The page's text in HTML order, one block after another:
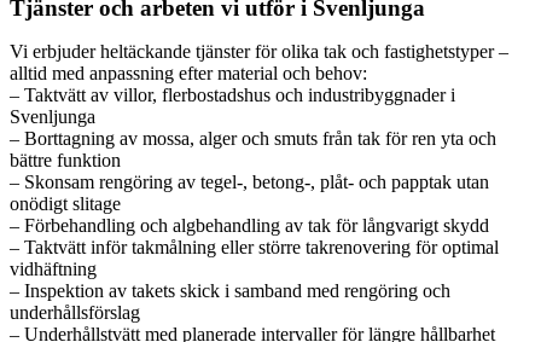
Tjänster och arbeten vi utför i Svenljunga
Vi erbjuder heltäckande tjänster för olika tak och fastighetstyper –
alltid med anpassning efter material och behov:
– Taktvätt av villor, flerbostadshus och industribyggnader i
Svenljunga
– Borttagning av mossa, alger och smuts från tak för ren yta och
bättre funktion
– Skonsam rengöring av tegel-, betong-, plåt- och papptak utan
onödigt slitage
– Förbehandling och algbehandling av tak för långvarigt skydd
– Taktvätt inför takmålning eller större takrenovering för optimal
vidhäftning
– Inspektion av takets skick i samband med rengöring och
underhållsförslag
– Underhållstvätt med planerade intervaller för längre hållbarhet